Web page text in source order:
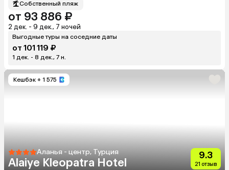
Собственный пляж
от 93 886 ₽
2 дек. - 9 дек., 7 ночей
Выгодные туры на соседние даты
от 101 119 ₽
1 дек. - 8 дек., 7 н.
Кешбэк + 1 575
Аланья - центр, Турция
Alaiye Kleopatra Hotel
9.3
21 отзыв